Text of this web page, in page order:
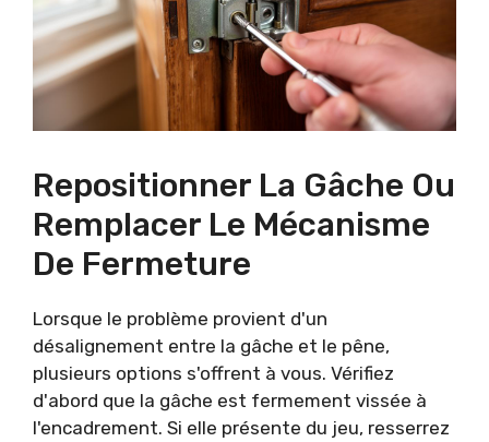
Repositionner La Gâche Ou
Remplacer Le Mécanisme
De Fermeture
Lorsque le problème provient d'un
désalignement entre la gâche et le pêne,
plusieurs options s'offrent à vous. Vérifiez
d'abord que la gâche est fermement vissée à
l'encadrement. Si elle présente du jeu, resserrez